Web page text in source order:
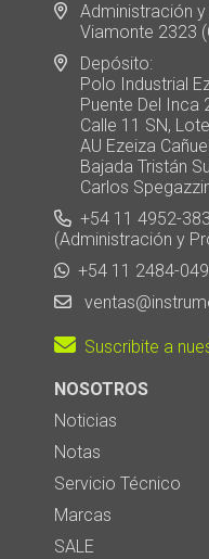
Administración y
Viamonte 2323
Depósito:
Polo Industrial
Puente Del Inca
Calle 11 SN,
AU Ezeiza
Bajada Tristán
Carlos
+54 11 4952-
(Administración y
+54 11 2484-
Suscribite a
NOSOTROS
Noticias
Notas
Servicio Técnico
Marcas
SALE